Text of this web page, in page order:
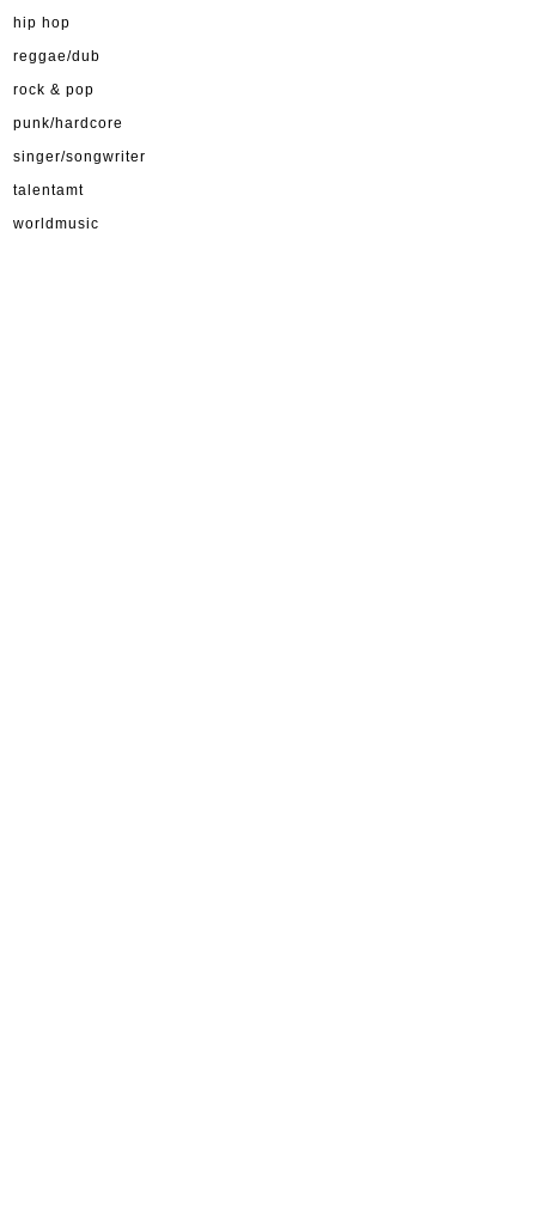
hip hop
reggae/dub
rock & pop
punk/hardcore
singer/songwriter
talentamt
worldmusic